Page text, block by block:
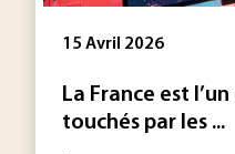
15 Avril 2026
La France est
touchés par les ...